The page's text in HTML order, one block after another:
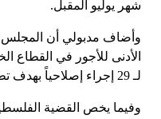
شهر يوليو المقبل.
وأضاف مدبولي أن المجلس
الأدنى للأجور في
لـ 29 إجراء إصلاحياً بهدف تطوير المنظومة الجمركية في مصر.
وفيما يخص القضية